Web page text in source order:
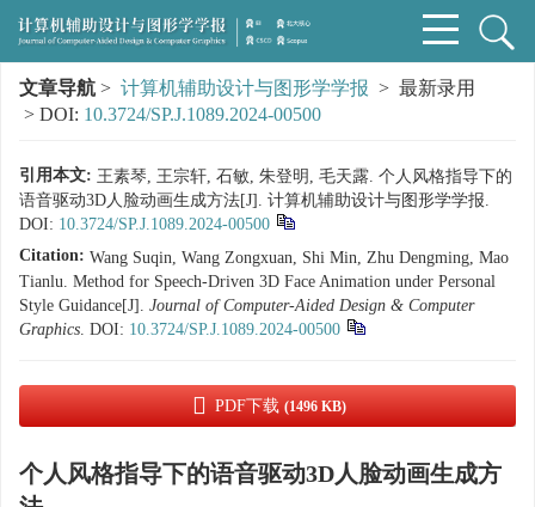
文章导航 > 计算机辅助设计与图形学学报 > 最新录用
> DOI: 10.3724/SP.J.1089.2024-00500
引用本文: 王素琴, 王宗轩, 石敏, 朱登明, 毛天露. 个人风格指导下的
语音驱动3D人脸动画生成方法[J]. 计算机辅助设计与图形学学报.
DOI: 10.3724/SP.J.1089.2024-00500
Citation: Wang Suqin, Wang Zongxuan, Shi Min, Zhu Dengming, Mao
Tianlu. Method for Speech-Driven 3D Face Animation under Personal
Style Guidance[J]. Journal of Computer-Aided Design & Computer
Graphics. DOI: 10.3724/SP.J.1089.2024-00500
PDF下载 (1496 KB)
个人风格指导下的语音驱动3D人脸动画生成方